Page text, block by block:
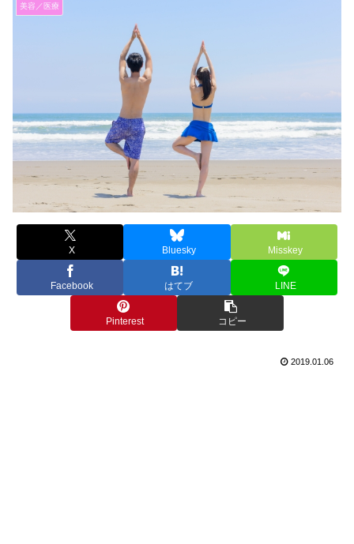
美容／医療
X Bluesky Misskey
Facebook はてブ LINE
Pinterest コピー
2019.01.06